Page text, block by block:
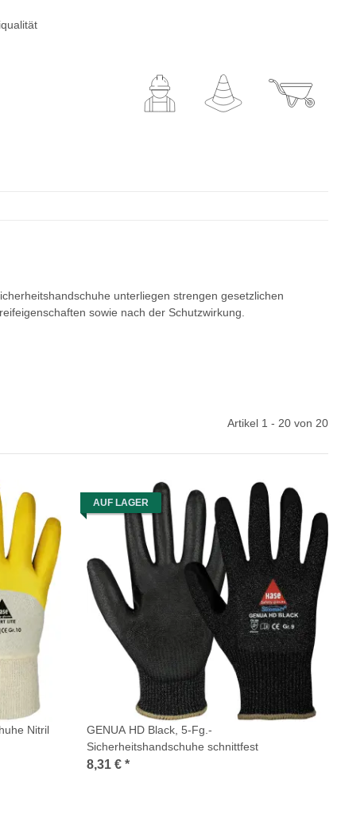
unterliegen strengen gesetzlichen
sowie nach der Schutzwirkung.
Artikel 1 - 20 von 20
Nitril
AUF LAGER
GENUA HD Black, 5-Fg.-
Sicherheitshandschuhe schnittfest
8,31 € *